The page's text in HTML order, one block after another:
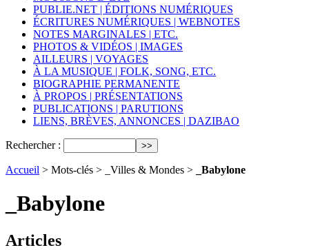
PUBLIE.NET | ÉDITIONS NUMÉRIQUES
ÉCRITURES NUMÉRIQUES | WEBNOTES
NOTES MARGINALES | ETC.
PHOTOS & VIDÉOS | IMAGES
AILLEURS | VOYAGES
À LA MUSIQUE | FOLK, SONG, ETC.
BIOGRAPHIE PERMANENTE
À PROPOS | PRÉSENTATIONS
PUBLICATIONS | PARUTIONS
LIENS, BRÈVES, ANNONCES | DAZIBAO
Rechercher :
Accueil > Mots-clés > _Villes & Mondes > _Babylone
_Babylone
Articles